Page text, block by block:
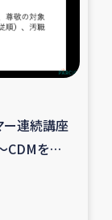
ー連続講座
CDMを率